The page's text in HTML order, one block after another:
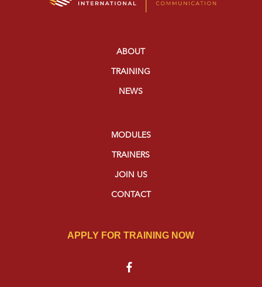
ABOUT
TRAINING
NEWS
MODULES
TRAINERS
JOIN US
CONTACT
APPLY FOR TRAINING NOW